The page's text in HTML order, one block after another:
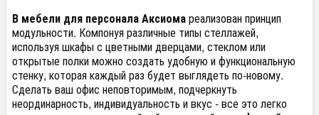
В мебели для персонала Аксиомареализован принцип
модульности. Компонуя различные типы стеллажей,
используя шкафы с цветными дверцами, стеклом или
открытые полки можно создать удобную и функциональную
стенку, которая каждый раз будет выглядеть по-новому.
Сделать ваш офис неповторимым, подчеркнуть
неординарность, индивидуальность и вкус - все это легко